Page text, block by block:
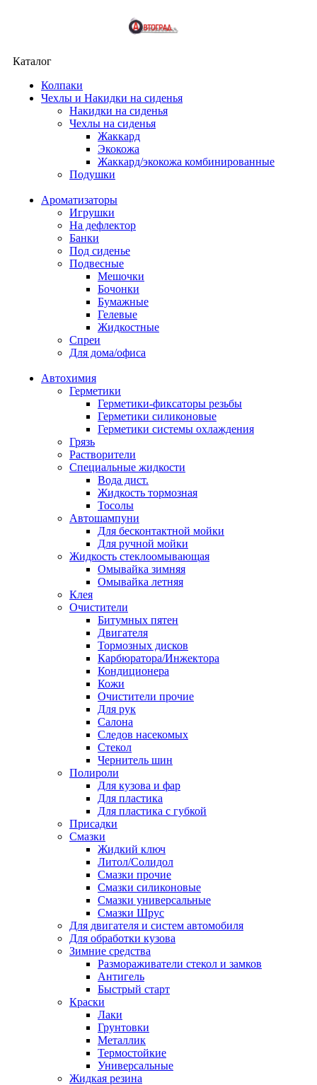
Каталог
Колпаки
Чехлы и Накидки на сиденья
Накидки на сиденья
Чехлы на сиденья
Жаккард
Экокожа
Жаккард/экокожа комбинированные
Подушки
Ароматизаторы
Игрушки
На дефлектор
Банки
Под сиденье
Подвесные
Мешочки
Бочонки
Бумажные
Гелевые
Жидкостные
Спреи
Для дома/офиса
Автохимия
Герметики
Герметики-фиксаторы резьбы
Герметики силиконовые
Герметики системы охлаждения
Грязь
Растворители
Специальные жидкости
Вода дист.
Жидкость тормозная
Тосолы
Автошампуни
Для бесконтактной мойки
Для ручной мойки
Жидкость стеклоомывающая
Омывайка зимняя
Омывайка летняя
Клея
Очистители
Битумных пятен
Двигателя
Тормозных дисков
Карбюратора/Инжектора
Кондиционера
Кожи
Очистители прочие
Для рук
Салона
Следов насекомых
Стекол
Чернитель шин
Полироли
Для кузова и фар
Для пластика
Для пластика с губкой
Присадки
Смазки
Жидкий ключ
Литол/Солидол
Смазки прочие
Смазки силиконовые
Смазки универсальные
Смазки Шрус
Для двигателя и систем автомобиля
Для обработки кузова
Зимние средства
Размораживатели стекол и замков
Антигель
Быстрый старт
Краски
Лаки
Грунтовки
Металлик
Термостойкие
Универсальные
Жидкая резина